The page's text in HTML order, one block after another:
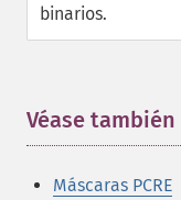
binarios.
Véase también
Máscaras PCRE